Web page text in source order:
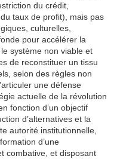
du crédit,
taux de profit), mais pas
culturelles,
pour accélérer la
système non viable et
de reconstituer un tissu
selon des règles non
une défense
actuelle de la révolution
fonction d’un objectif
d’alternatives et la
autorité institutionnelle,
d’une
combative, et disposant